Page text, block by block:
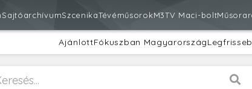
SajtóarchívumSzcenikaTévéműsorokM3TV Maci-bolt
AjánlottFókuszban Magyarország